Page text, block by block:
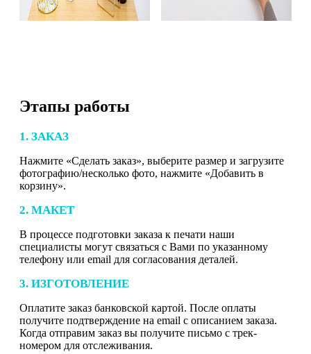
Этапы работы
1. ЗАКАЗ
Нажмите «Сделать заказ», выберите размер и загрузите
фотографию/несколько фото, нажмите «Добавить в
корзину».
2. МАКЕТ
В процессе подготовки заказа к печати наши
специалисты могут связаться с Вами по указанному
телефону или email для согласования деталей.
3. ИЗГОТОВЛЕНИЕ
Оплатите заказ банковской картой. После оплаты
получите подтверждение на email с описанием заказа.
Когда отправим заказ вы получите письмо с трек-
номером для отслеживания.